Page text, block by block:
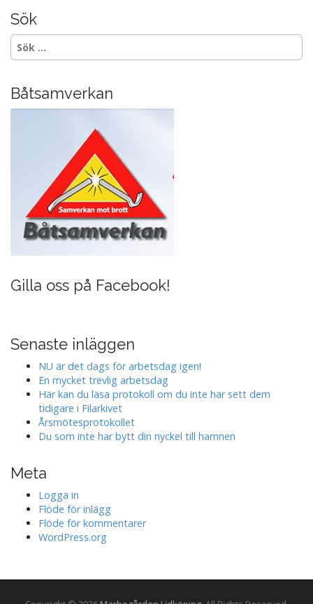
o
o
k
Sök
Sök
efter:
Båtsamverkan
Gilla oss på Facebook!
Senaste inläggen
NU är det dags för arbetsdag igen!
En mycket trevlig arbetsdag
Här kan du läsa protokoll om du inte har sett dem
tidigare i Filarkivet
Årsmötesprotokollet
Du som inte har bytt din nyckel till hamnen
Meta
Logga in
Flöde för inlägg
Flöde för kommentarer
WordPress.org